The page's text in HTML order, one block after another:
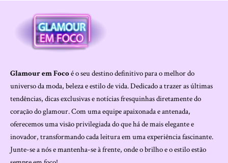
Glamour em Focoé o seu destino definitivo para o melhor do
universo da moda, beleza e estilo de vida. Dedicado a trazer as últimas
tendências, dicas exclusivas e notícias fresquinhas diretamente do
coração do glamour. Com uma equipe apaixonada e antenada,
oferecemos uma visão privilegiada do que há de mais elegante e
inovador, transformando cada leitura em uma experiência fascinante.
Junte-se a nós e mantenha-se à frente, onde o brilho e o estilo estão